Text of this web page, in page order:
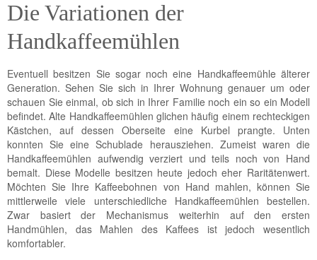
Die Variationen der
Handkaffeemühlen
Eventuell besitzen Sie sogar noch eine Handkaffeemühle älterer
Generation. Sehen Sie sich in Ihrer Wohnung genauer um oder
schauen Sie einmal, ob sich in Ihrer Familie noch ein so ein Modell
befindet. Alte Handkaffeemühlen glichen häufig einem rechteckigen
Kästchen, auf dessen Oberseite eine Kurbel prangte. Unten
konnten Sie eine Schublade herausziehen. Zumeist waren die
Handkaffeemühlen aufwendig verziert und teils noch von Hand
bemalt. Diese Modelle besitzen heute jedoch eher Raritätenwert.
Möchten Sie Ihre Kaffeebohnen von Hand mahlen, können Sie
mittlerweile viele unterschiedliche Handkaffeemühlen bestellen.
Zwar basiert der Mechanismus weiterhin auf den ersten
Handmühlen, das Mahlen des Kaffees ist jedoch wesentlich
komfortabler.